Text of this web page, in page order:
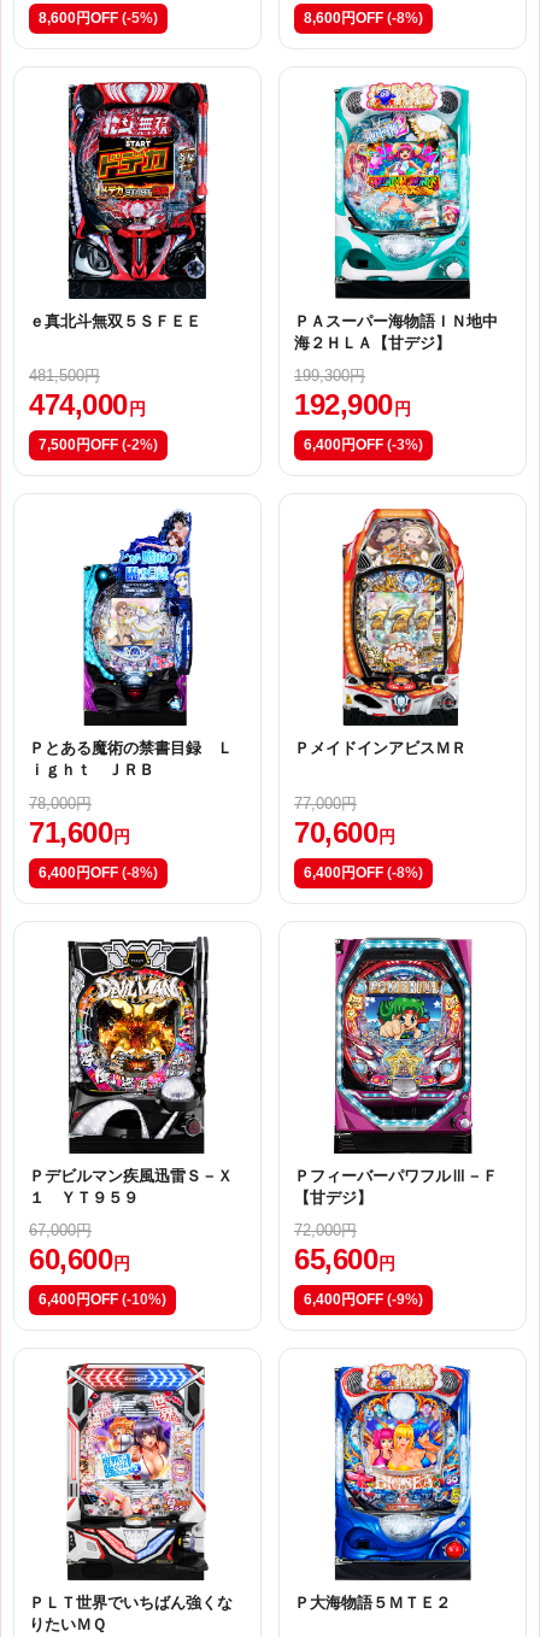
8,600円OFF (-5%) 8,600円OFF (-8%)
ｅ真北斗無双５ＳＦＥＥ
481,500円
474,000 円
7,500円OFF (-2%)
ＰＡスーパー海物語ＩＮ地中
海２ＨＬＡ【甘デジ】
199,300円
192,900 円
6,400円OFF (-3%)
Ｐとある魔術の禁書目録 Ｌ
ｉｇｈｔ ＪＲＢ
78,000円
71,600 円
6,400円OFF (-8%)
ＰメイドインアビスＭＲ
77,000円
70,600 円
6,400円OFF (-8%)
Ｐデビルマン疾風迅雷Ｓ－Ｘ
１ ＹＴ９５９
67,000円
60,600 円
6,400円OFF (-10%)
ＰフィーバーパワフルⅢ－Ｆ
【甘デジ】
72,000円
65,600 円
6,400円OFF (-9%)
ＰＬＴ世界でいちばん強くな
りたいＭＱ
Ｐ大海物語５ＭＴＥ２